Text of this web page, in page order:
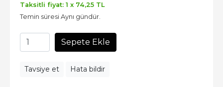
Taksitli fiyat: 1 x 74,25 TL
Temin süresi Aynı gündür.
Sepete Ekle
Tavsiye et Hata bildir